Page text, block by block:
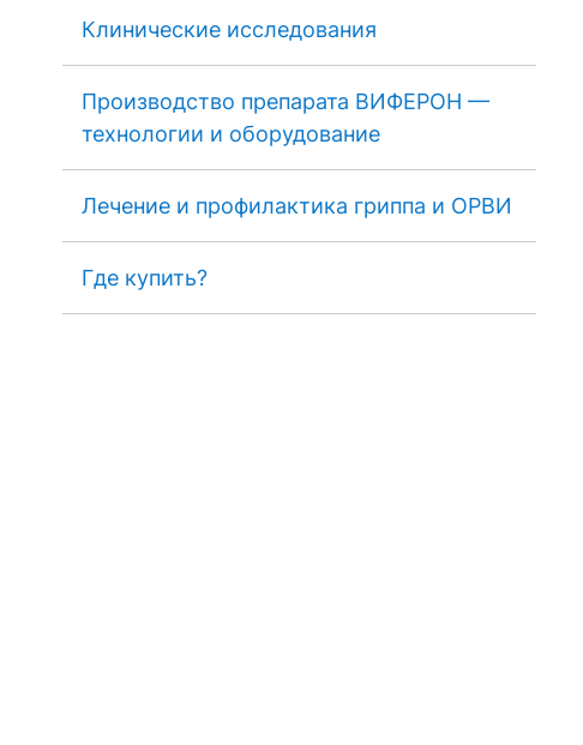
Клинические исследования
Производство препарата ВИФЕРОН —
технологии и оборудование
Лечение и профилактика гриппа и ОРВИ
Где купить?